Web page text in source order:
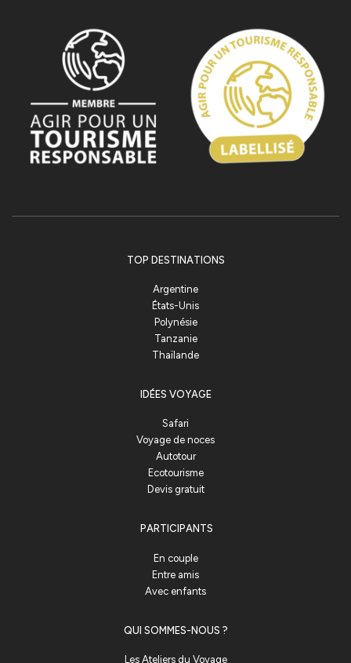
TOP DESTINATIONS
Argentine
États-Unis
Polynésie
Tanzanie
Thaïlande
IDÉES VOYAGE
Safari
Voyage de noces
Autotour
Ecotourisme
Devis gratuit
PARTICIPANTS
En couple
Entre amis
Avec enfants
QUI SOMMES-NOUS ?
Les Ateliers du Voyage